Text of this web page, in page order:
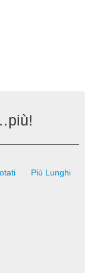
Più Lunghi